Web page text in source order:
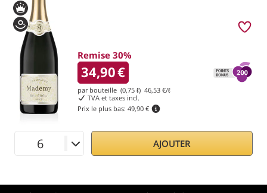
Remise 30%
34,90€
par bouteille (0,75 ℓ) 46,53 €/ℓ
TVA et taxes incl.
Prix le plus bas: 49,90 €
AJOUTER